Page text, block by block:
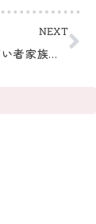
NEXT
富田林精神障がい者家族会「ほっこり会」に参加してきました！